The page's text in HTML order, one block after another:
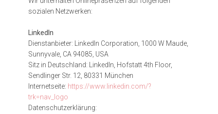
sozialen Netzwerken:
LinkedIn
Dienstanbieter: LinkedIn Corporation, 1000 W Maude,
Sunnyvale, CA 94085, USA
Sitz in Deutschland: LinkedIn, Hofstatt 4th Floor,
Sendlinger Str. 12, 80331 München
Internetseite: https://www.linkedin.com/?
trk=nav_logo
Datenschutzerklärung: